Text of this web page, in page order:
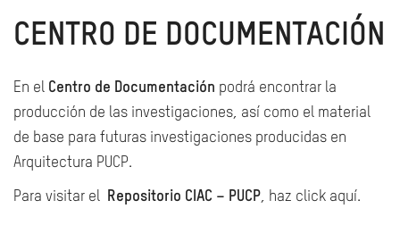
CENTRO DE DOCUMENTACIÓN
En el Centro de Documentación podrá encontrar la
producción de las investigaciones, así como el material
de base para futuras investigaciones producidas en
Arquitectura PUCP.
Para visitar el Repositorio CIAC – PUCP, haz click aquí.